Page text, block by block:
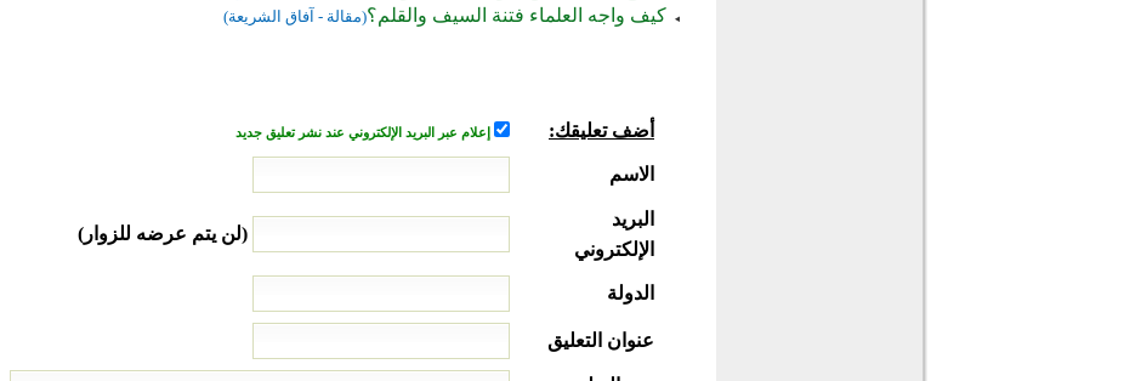
كيف واجه العلماء فتنة السيف والقلم؟(مقالة - آفاق الشريعة)
أضف تعليقك: إعلام عبر البريد الإلكتروني عند نشر تعليق جديد
الاسم
البريد
الإلكتروني
(لن يتم عرضه للزوار)
الدولة
عنوان التعليق